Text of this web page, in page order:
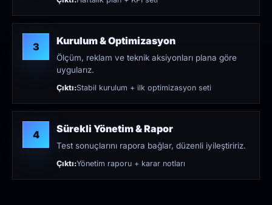
3 Kurulum & Optimizasyon
Ölçüm, reklam ve teknik aksiyonları plana göre
uygularız.
Çıktı:Stabil kurulum + ilk optimizasyon seti
4 Sürekli Yönetim & Rapor
Test sonuçlarını rapora bağlar, düzenli iyileştiririz.
Çıktı:Yönetim raporu + karar notları